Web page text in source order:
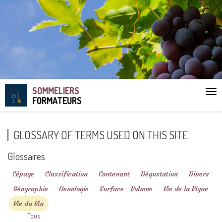
SOMMELIERS
FORMATEURS
GLOSSARY OF TERMS USED ON THIS SITE
Glossaires
Cépage Classification Contenant Dégustation
Divers
Géographie
Oenologie Surface - Volume
Vie de la Vigne
Vie du Vin
Tous